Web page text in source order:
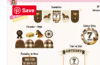
Save